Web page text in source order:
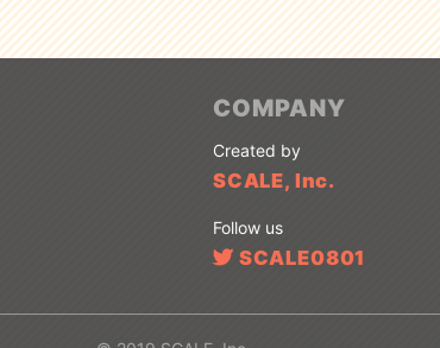
COMPANY
Created by
SCALE, Inc.
Follow us
SCALE0801